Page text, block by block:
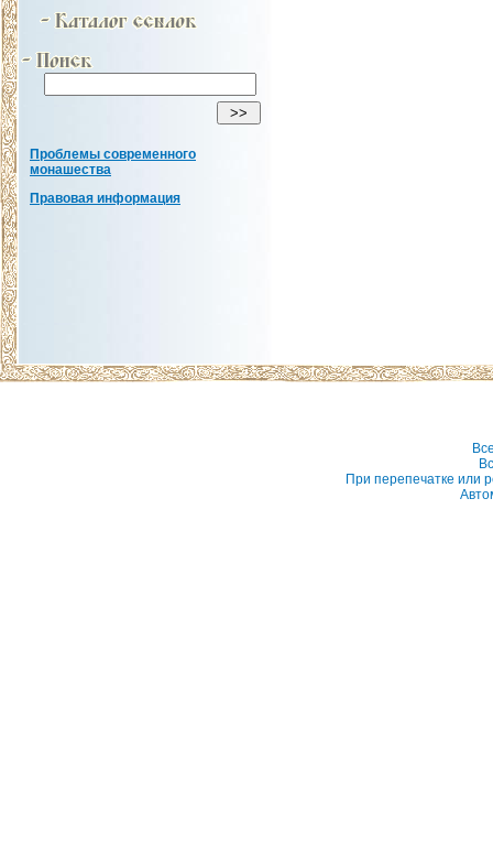
Проблемы современного
монашества
Правовая информация
При перепечатке или